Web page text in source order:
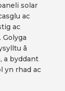
solar
ac
ac
â
a byddant
yn rhad ac